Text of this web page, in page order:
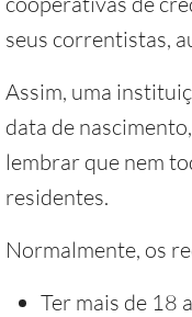
seus correntistas,
Assim, uma
data de
lembrar que nem
residentes.
Normalmente, os
Ter mais de 18